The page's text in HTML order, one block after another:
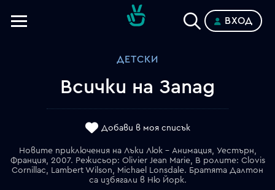
ВХОД
ДЕТСКИ
Всички на Запад
Добави в моя списък
Новите приключения на Лъки Люк - Анимация, Уестърн,
Франция, 2007. Режисьор: Olivier Jean Marie, В ролите: Clovis
Cornillac, Lambert Wilson, Michael Lonsdale. Братята Далтон
са избягали в Ню Йорк.